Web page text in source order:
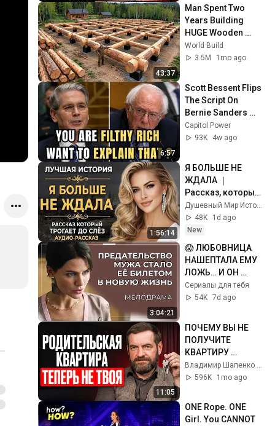
43:37
Man Spent Two
Years Building
HUGE Wooden
House for his
Family | Start to
World Build
3.5M
1mo ago
6:57
Scott Bessent Flips
The Script On
Bernie Sanders
With One Biden
Question
Capitol Power
93K
4w ago
1:56:14
Я БОЛЬШЕ НЕ
ЖДАЛА ｜
Рассказ, который
трогает до
глубины души.
Очень сильная
история ｜ Аудио
рассказ
48K
1d ago
New
3:04:21
😱 ЛЮБОВНИЦА
НАШЕПТАЛА ЕМУ
ЛОЖЬ… И ОН
ВЫБРОСИЛ ЖЕНУ
С РЕБЁНКОМ НА
Сериалы для тебя
54K 7d ago
11:05
ПОЧЕМУ ВЫ НЕ
ПОЛУЧИТЕ
КВАРТИРУ
РОДИТЕЛЕЙ?
Новые правила
году
596K
1mo ago
ONE Rope. ONE
Girl. You CANNOT